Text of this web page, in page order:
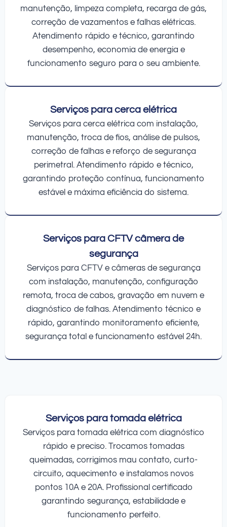
manutenção, limpeza completa, recarga de gás,
correção de vazamentos e falhas elétricas.
Atendimento rápido e técnico, garantindo
desempenho, economia de energia e
funcionamento seguro para o seu ambiente.
Serviços para cerca elétrica
Serviços para cerca elétrica com instalação,
manutenção, troca de fios, análise de pulsos,
correção de falhas e reforço de segurança
perimetral. Atendimento rápido e técnico,
garantindo proteção contínua, funcionamento
estável e máxima eficiência do sistema.
Serviços para CFTV câmera de
segurança
Serviços para CFTV e câmeras de segurança
com instalação, manutenção, configuração
remota, troca de cabos, gravação em nuvem e
diagnóstico de falhas. Atendimento técnico e
rápido, garantindo monitoramento eficiente,
segurança total e funcionamento estável 24h.
Serviços para tomada elétrica
Serviços para tomada elétrica com diagnóstico
rápido e preciso. Trocamos tomadas
queimadas, corrigimos mau contato, curto-
circuito, aquecimento e instalamos novos
pontos 10A e 20A. Profissional certificado
garantindo segurança, estabilidade e
funcionamento perfeito.